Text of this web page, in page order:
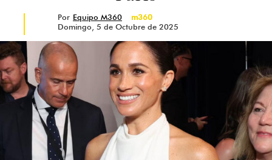
Por Equipo M360
m360
Domingo, 5 de Octubre de 2025